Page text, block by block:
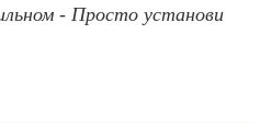
- Просто установи